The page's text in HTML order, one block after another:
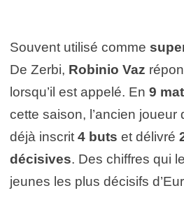
Souvent utilisé comme
De Zerbi, Robinio Vaz
lorsqu’il est appelé. En 9
cette saison, l’ancien joueur
déjà inscrit 4 buts et délivré
décisives. Des chiffres qui
jeunes les plus décisifs